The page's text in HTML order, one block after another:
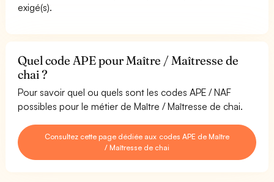
exigé(s).
Quel code APE pour Maître / Maîtresse de
chai ?
Pour savoir quel ou quels sont les codes APE / NAF
possibles pour le métier de Maître / Maîtresse de chai.
Consultez cette page dédiée aux codes APE de Maître
/ Maîtresse de chai